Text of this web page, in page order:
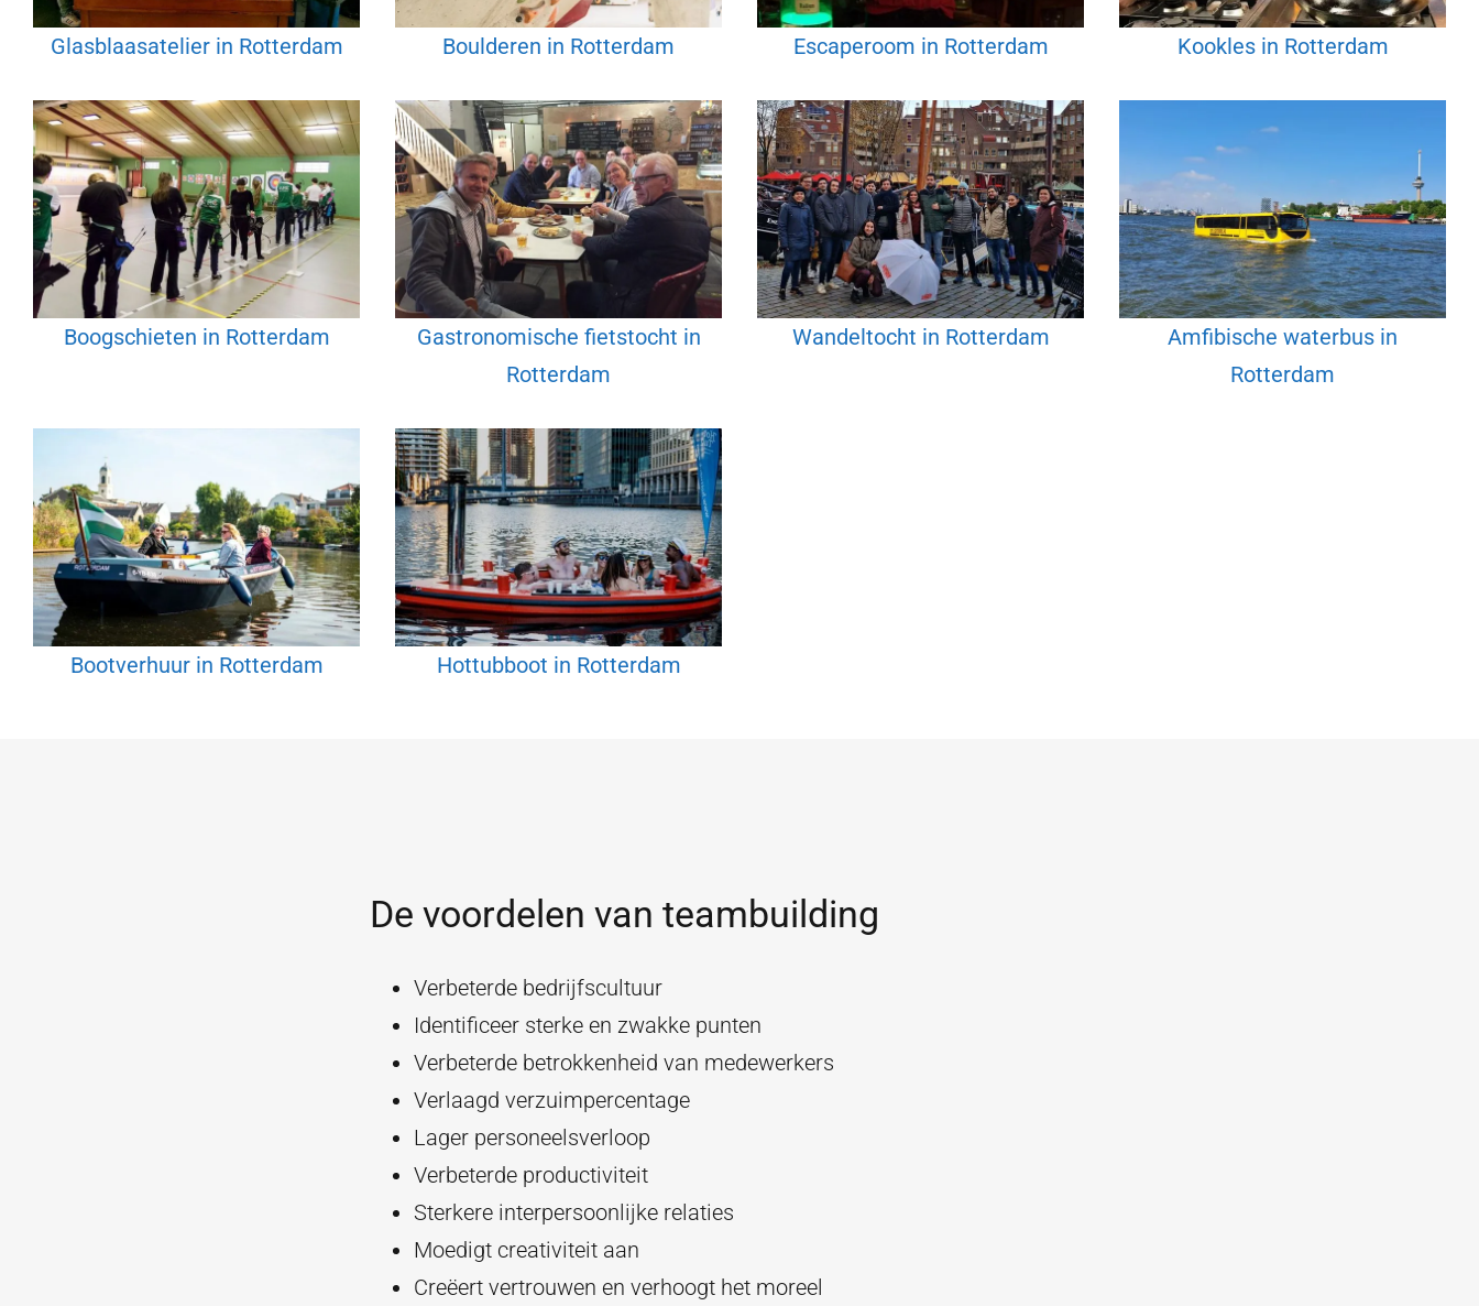
Glasblaasatelier in Rotterdam Boulderen in Rotterdam Escaperoom in Rotterdam Kookles in Rotterdam
Boogschieten in Rotterdam
Gastronomische fietstocht in
Rotterdam
Wandeltocht in Rotterdam
Amfibische waterbus in
Rotterdam
Bootverhuur in Rotterdam Hottubboot in Rotterdam
De voordelen van teambuilding
Verbeterde bedrijfscultuur
Identificeer sterke en zwakke punten
Verbeterde betrokkenheid van medewerkers
Verlaagd verzuimpercentage
Lager personeelsverloop
Verbeterde productiviteit
Sterkere interpersoonlijke relaties
Moedigt creativiteit aan
Creëert vertrouwen en verhoogt het moreel